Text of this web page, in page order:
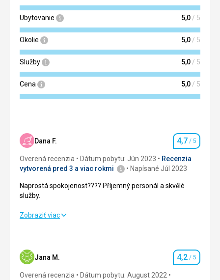
Ubytovanie 5,0 / 5
Okolie 5,0 / 5
Služby 5,0 / 5
Cena 5,0 / 5
Dana F. Hodnotenie
4,7 / 5
Overená recenzia Dátum pobytu: Jún 2023
Recenzia
vytvorená pred 3 a viac rokmi
Napísané Júl 2023
Naprostá spokojenost???? Příjemný personál a skvělé
služby.
Naprostá spokojenost???? Příjemný personál a skvělé
Ubytovanie 5,0/ 5
Zobraziť viac
Jana M. Hodnotenie
4,2 / 5
Overená recenzia
Dátum pobytu: August 2022